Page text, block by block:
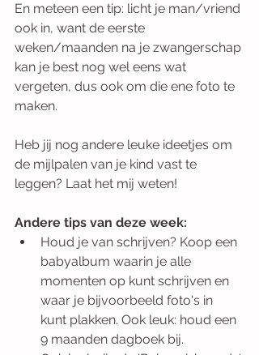
En meteen een tip: licht je man/vriend
ook in, want de eerste
weken/maanden na je zwangerschap
kan je best nog wel eens wat
vergeten, dus ook om die ene foto te
maken.
Heb jij nog andere leuke ideetjes om
de mijlpalen van je kind vast te
leggen? Laat het mij weten!
Andere tips van deze week:
Houd je van schrijven? Koop een
babyalbum waarin je alle
momenten op kunt schrijven en
waar je bijvoorbeeld foto's in
kunt plakken. Ook leuk: houd een
9 maanden dagboek bij.